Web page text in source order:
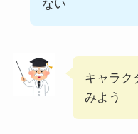
ない
キャラク
みよう